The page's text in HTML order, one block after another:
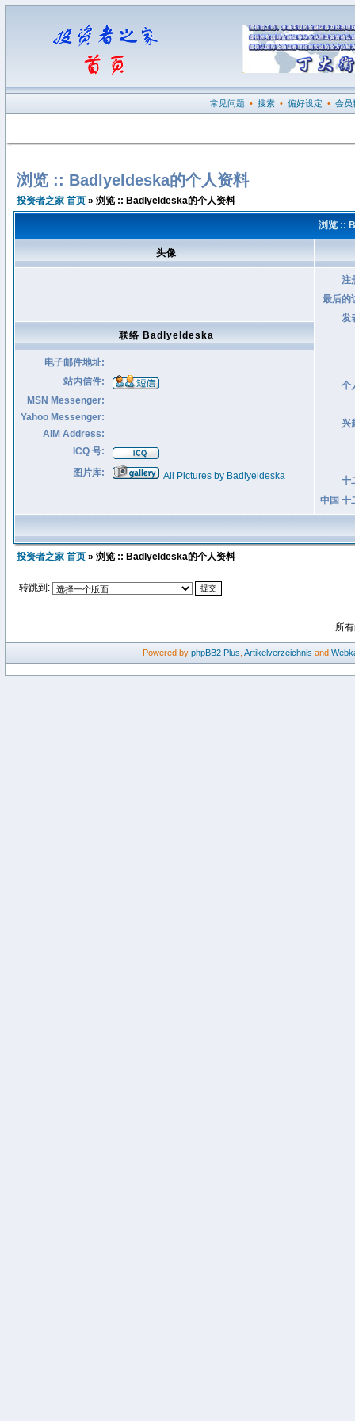
常见问题 • 搜索 • 偏好设定 • 会员
浏览 :: Badlyeldeska的个人资料
投资者之家 首页 » 浏览 :: Badlyeldeska的个人资料
浏览 ::
头像
注
最后的
发
个
兴
十
中国 十
联络 Badlyeldeska
电子邮件地址:
站内信件:
MSN Messenger:
Yahoo Messenger:
AIM Address:
ICQ 号:
图片库:
All Pictures by Badlyeldeska
投资者之家 首页 » 浏览 :: Badlyeldeska的个人资料
转跳到:
所
Powered by phpBB2 Plus Artikelverzeichnis and